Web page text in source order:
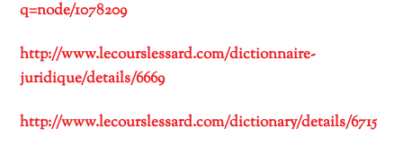
q=node/1078209
http://www.lecourslessard.com/dictionnaire-
juridique/details/6669
http://www.lecourslessard.com/dictionary/details/6715